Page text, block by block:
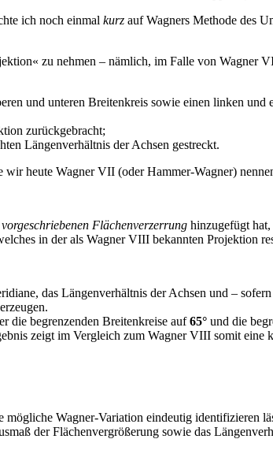
ich noch einmal kurz auf Wagners Methode des
zu nehmen – nämlich, im Falle von
und unteren Breitenkreis sowie einen linken
zurückgebracht;
Längenverhältnis der Achsen gestreckt.
heute Wagner VII (oder Hammer-Wagner)
vorgeschriebenen Flächenverzerrung hinzugefügt
in der als Wagner VIII bekannten Projektion
das Längenverhältnis der Achsen und –
die begrenzenden Breitenkreise auf65° und die
zeigt im Vergleich zum Wagner VIII somit eine
Wagner-Variation eindeutig identifizieren
der Flächenvergrößerung sowie das